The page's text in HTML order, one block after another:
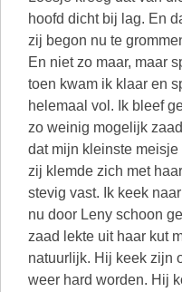
hoofd dicht bij lag. En
zij begon nu te
En niet zo maar, maar
toen kwam ik klaar en
helemaal vol. Ik bleef
zo weinig mogelijk
dat mijn kleinste
zij klemde zich met
stevig vast. Ik keek
nu door Leny schoon
zaad lekte uit haar kut
natuurlijk. Hij keek zijn
weer hard worden. Hij